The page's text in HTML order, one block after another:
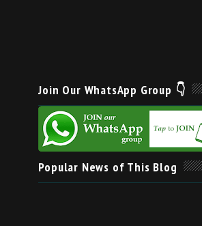
Join Our WhatsApp Group 👇
Popular News of This Blog